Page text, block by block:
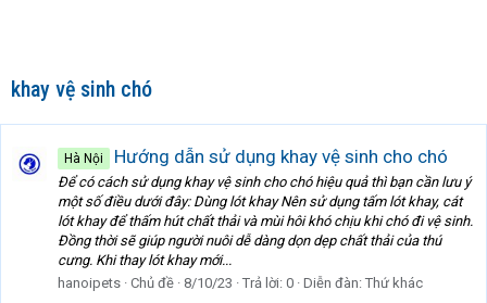
khay vệ sinh chó
Hà Nội Hướng dẫn sử dụng khay vệ sinh cho chó
Để có cách sử dụng khay vệ sinh cho chó hiệu quả thì bạn cần lưu ý
một số điều dưới đây: Dùng lót khay Nên sử dụng tấm lót khay, cát
lót khay để thấm hút chất thải và mùi hôi khó chịu khi chó đi vệ sinh.
Đồng thời sẽ giúp người nuôi dễ dàng dọn dẹp chất thải của thú
cưng. Khi thay lót khay mới...
hanoipets Chủ đề 8/10/23 Trả lời: 0 Diễn đàn: Thứ khác